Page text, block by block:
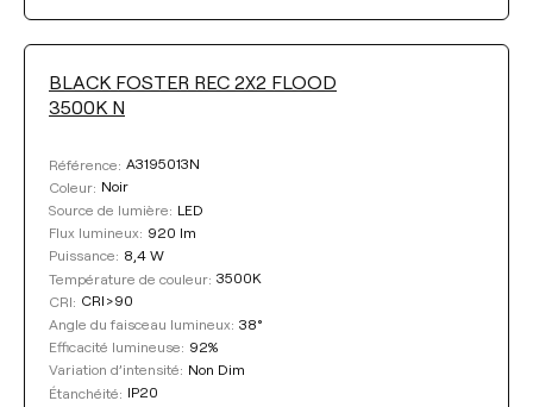
BLACK FOSTER REC 2X2 FLOOD
3500K N
Référence: A3195013N
Coleur: Noir
Source de lumière: LED
Flux lumineux: 920 lm
Puissance: 8,4 W
Température de couleur: 3500K
CRI: CRI>90
Angle du faisceau lumineux: 38°
Efficacité lumineuse: 92%
Variation d’intensité: Non Dim
Étanchéité: IP20